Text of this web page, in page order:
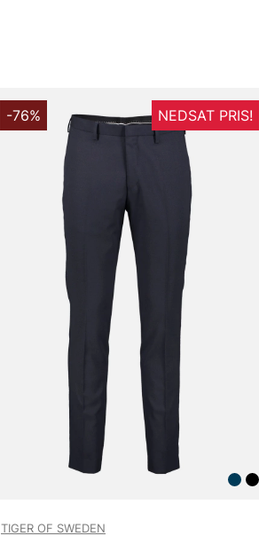
-76% NEDSAT PRIS!
TIGER OF SWEDEN